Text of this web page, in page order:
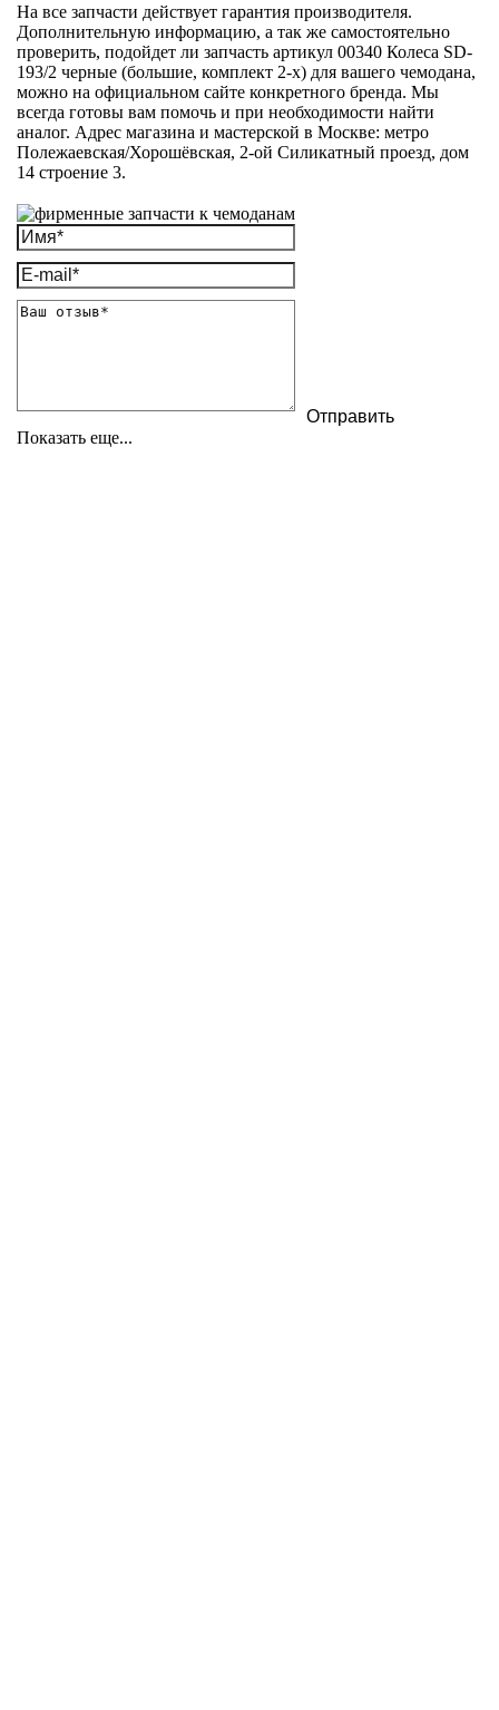
На все запчасти действует гарантия производителя.
Дополнительную информацию, а так же самостоятельно
проверить, подойдет ли запчасть артикул 00340 Колеса SD-
193/2 черные (большие, комплект 2-х) для вашего чемодана,
можно на официальном сайте конкретного бренда. Мы
всегда готовы вам помочь и при необходимости найти
аналог. Адрес магазина и мастерской в Москве: метро
Полежаевская/Хорошёвская, 2-ой Силикатный проезд, дом
14 строение 3.
Показать еще...